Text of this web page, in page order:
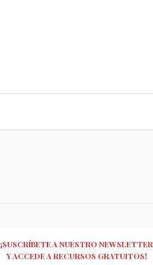
¡SUSCRÍBETE A NUESTRO NEWSLETTER
Y ACCEDE A RECURSOS GRATUITOS!